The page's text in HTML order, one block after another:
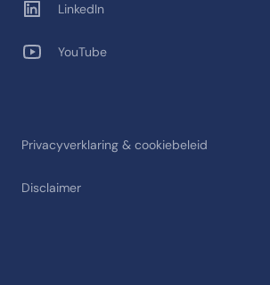
Privacyverklaring & cookiebeleid
Disclaimer
LinkedIn
YouTube